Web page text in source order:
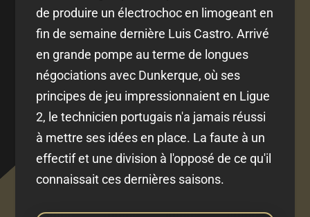
de produire un électrochoc en limogeant en
fin de semaine dernière Luis Castro. Arrivé
en grande pompe au terme de longues
négociations avec Dunkerque, où ses
principes de jeu impressionnaient en Ligue
2, le technicien portugais n'a jamais réussi
à mettre ses idées en place. La faute à un
effectif et une division à l'opposé de ce qu'il
connaissait ces dernières saisons.